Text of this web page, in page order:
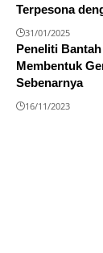
Terpesona
31/01/2025
Peneliti
Membentuk
Sebenarnya
16/11/2023